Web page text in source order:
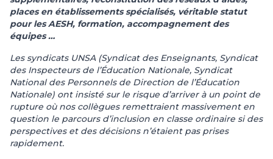
places en établissements spécialisés, véritable statut
pour les AESH, formation, accompagnement des
équipes …
Les syndicats UNSA (Syndicat des Enseignants, Syndicat
des Inspecteurs de l’Éducation Nationale, Syndicat
National des Personnels de Direction de l’Éducation
Nationale) ont insisté sur le risque d’arriver à un point de
rupture où nos collègues remettraient massivement en
question le parcours d’inclusion en classe ordinaire si des
perspectives et des décisions n’étaient pas prises
rapidement.